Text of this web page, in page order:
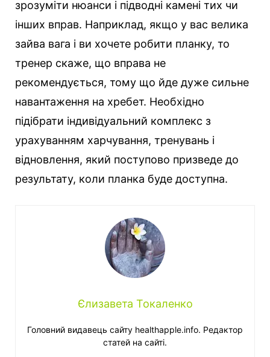
зрозуміти нюанси і підводні камені тих чи
інших вправ. Наприклад, якщо у вас велика
зайва вага і ви хочете робити планку, то
тренер скаже, що вправа не
рекомендується, тому що йде дуже сильне
навантаження на хребет. Необхідно
підібрати індивідуальний комплекс з
урахуванням харчування, тренувань і
відновлення, який поступово призведе до
результату, коли планка буде доступна.
Єлизавета Токаленко
Головний видавець сайту healthapple.info. Редактор
статей на сайті.